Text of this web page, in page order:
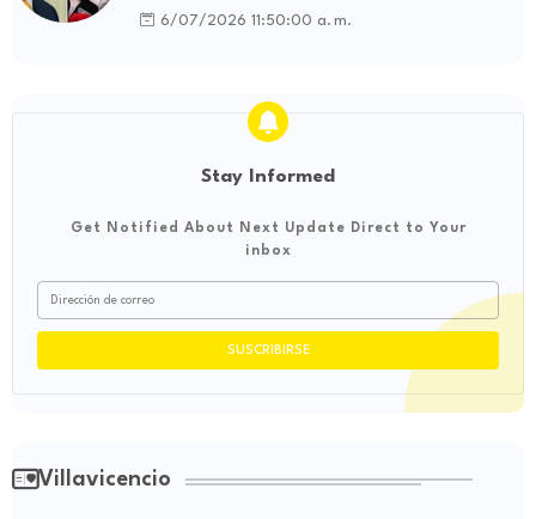
influencia internacional
6/07/2026 11:50:00 a. m.
Stay Informed
Get Notified About Next Update Direct to Your
inbox
Villavicencio